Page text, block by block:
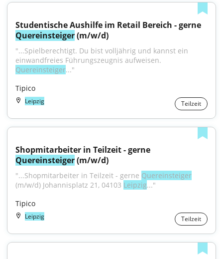
Quereinsteiger (m/w/d)
"...Spielberechtigt. Du bist volljährig und kannst ein
Quereinsteiger..."
Tipico
Leipzig Teilzeit
Quereinsteiger (m/w/d)
"...Shopmitarbeiter in Teilzeit - gerne Quereinsteiger
(m/w/d) Johannisplatz 21, 04103 Leipzig..."
Tipico
Leipzig Teilzeit